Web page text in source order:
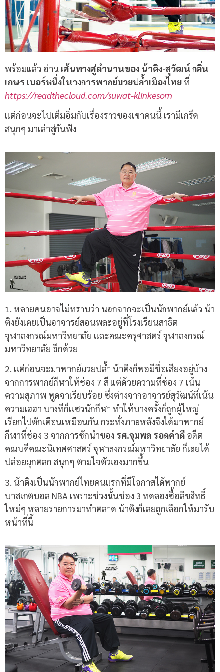
พร้อมแล้ว อ่าน เส้นทางสู่ตำนานของ น้าติง-สุวัฒน์ กลิ่น
เกษร เบอร์หนึ่งในวงการพากย์มวยปล้ำเมืองไทย ที่
https://readthecloud.com/suwat-klinkesorn
แต่ก่อนจะไปเต็มอิ่มกับเรื่องราวของเขาคนนี้ เรามีเกร็ด
สนุกๆ มาเล่าสู่กันฟัง
1. หลายคนอาจไม่ทราบว่า นอกจากจะเป็นนักพากย์แล้ว น้า
ติงยังเคยเป็นอาจารย์สอนพละอยู่ที่โรงเรียนสาธิต
จุฬาลงกรณ์มหาวิทยาลัย และคณะครุศาสตร์ จุฬาลงกรณ์
มหาวิทยาลัย อีกด้วย
2. แต่ก่อนจะมาพากย์มวยปล้ำ น้าติงก็พอมีชื่อเสียงอยู่บ้าง
จากการพากย์กีฬาให้ช่อง 7 สี แต่ด้วยความที่ช่อง 7 เน้น
ความสุภาพ พูดจาเรียบร้อย ซึ่งต่างจากอาจารย์สุวัฒน์ที่เน้น
ความเฮฮา บางทีก็แซวนักกีฬา ทำให้บางครั้งก็ถูกผู้ใหญ่
เรียกไปตักเตือนเหมือนกัน กระทั่งภายหลังจึงได้มาพากย์
กีฬาที่ช่อง 3 จากการชักนำของ รศ.จุมพล รอดคำดี อดีต
คณบดีคณะนิเทศศาสตร์ จุฬาลงกรณ์มหาวิทยาลัย ก็เลยได้
ปล่อยมุกตลก สนุกๆ ตามใจตัวเองมากขึ้น
3. น้าติงเป็นนักพากย์ไทยคนแรกที่มีโอกาสได้พากย์
บาสเกตบอล NBA เพราะช่วงนั้นช่อง 3 ทดลองซื้อลิขสิทธิ์
ใหม่ๆ หลายรายการมาทำตลาด น้าติงก็เลยถูกเลือกให้มารับ
หน้าที่นี้